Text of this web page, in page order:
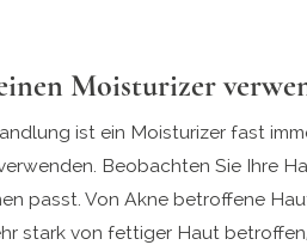
Moisturizer
ist ein Moisturizer fast
Beobachten Sie Ihre
passt. Von Akne betroffene
stark von fettiger Haut